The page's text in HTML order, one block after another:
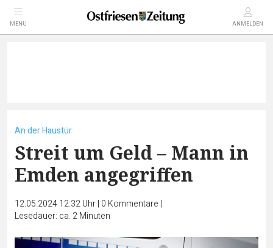
MENÜ ANMELDEN
An der Haustür
Streit um Geld – Mann in
Emden angegriffen
12.05.2024 12:32 Uhr| 0 Kommentare |
Lesedauer: ca. 2 Minuten